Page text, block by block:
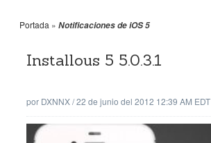
Portada » Notificaciones de iOS 5
Installous 5 5.0.3.1
por DXNNX/22 de junio del 2012 12:39 AM EDT